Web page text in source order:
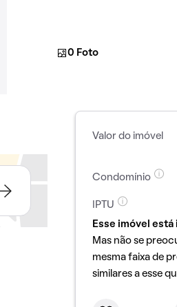
0 Foto
Valor do imóvel
Condomínio
IPTU
Esse imóvel
Mas não se
mesma faixa de
similares a esse